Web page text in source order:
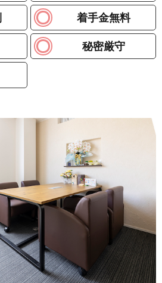
着手金無料
秘密厳守